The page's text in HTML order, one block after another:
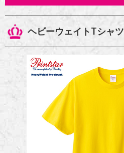
ヘビーウェイトTシャツ